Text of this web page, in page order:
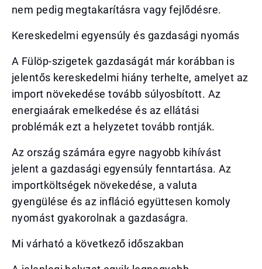
nem pedig megtakarításra vagy fejlődésre.
Kereskedelmi egyensúly és gazdasági nyomás
A Fülöp-szigetek gazdaságát már korábban is
jelentős kereskedelmi hiány terhelte, amelyet az
import növekedése tovább súlyosbított. Az
energiaárak emelkedése és az ellátási
problémák ezt a helyzetet tovább rontják.
Az ország számára egyre nagyobb kihívást
jelent a gazdasági egyensúly fenntartása. Az
importköltségek növekedése, a valuta
gyengülése és az infláció együttesen komoly
nyomást gyakorolnak a gazdaságra.
Mi várható a következő időszakban